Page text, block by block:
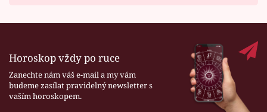
Horoskop vždy po ruce
Zanechte nám váš e-mail a my vám
budeme zasílat pravidelný newsletter s
vaším horoskopem.